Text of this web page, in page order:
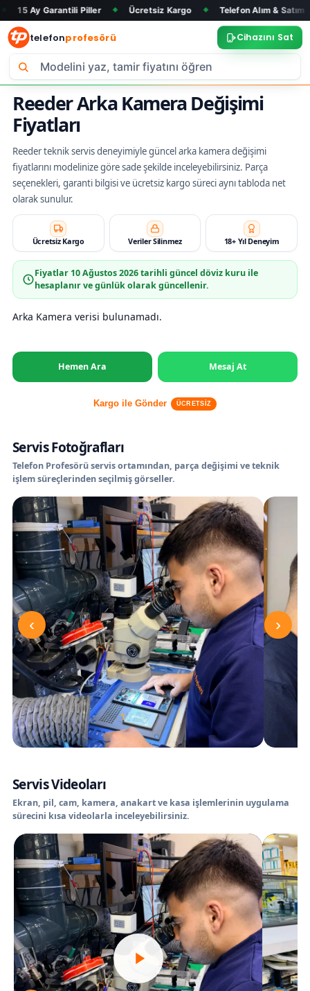
Piller ◆ Ücretsiz Kargo ◆ Telefon Alım & Satım ◆ Tüm
telefonprofesörü Cihazını Sat
Reeder Arka Kamera Değişimi
Fiyatları
Reeder teknik servis deneyimiyle güncel arka kamera değişimi
fiyatlarını modelinize göre sade şekilde inceleyebilirsiniz. Parça
seçenekleri, garanti bilgisi ve ücretsiz kargo süreci aynı tabloda net
olarak sunulur.
Ücretsiz Kargo Veriler Silinmez 18+ Yıl Deneyim
Fiyatlar 10 Ağustos 2026tarihli güncel döviz kuru ile
hesaplanır ve günlük olarak güncellenir.
Arka Kamera verisi bulunamadı.
Hemen Ara Mesaj At
Kargo ile Gönder ÜCRETSİZ
Servis Fotoğrafları
Telefon Profesörü servis ortamından, parça değişimi ve teknik
işlem süreçlerinden seçilmiş görseller.
‹ ›
Servis Videoları
Ekran, pil, cam, kamera, anakart ve kasa işlemlerinin uygulama
sürecini kısa videolarla inceleyebilirsiniz.